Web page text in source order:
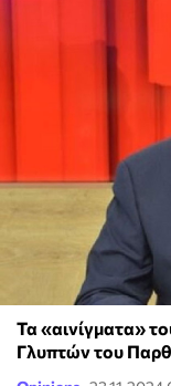
Τα «αινίγματα»
Γλυπτών του